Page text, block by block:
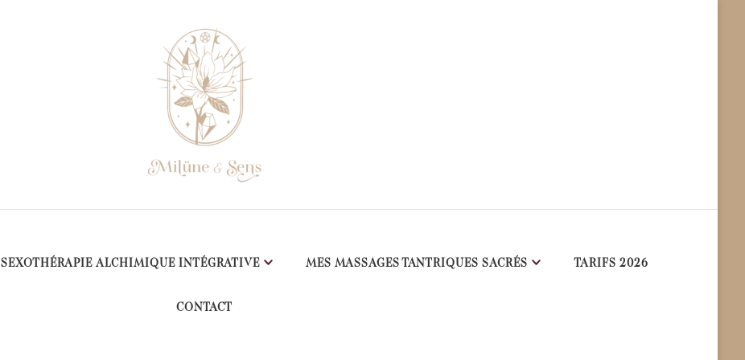
SEXOTHÉRAPIE ALCHIMIQUE INTÉGRATIVE MES MASSAGES TANTRIQUES SACRÉS TARIFS 2026
CONTACT